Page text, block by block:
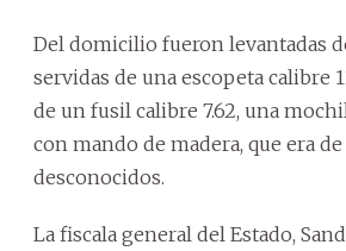
Del domicilio fueron levantadas
servidas de una escopeta calibre
de un fusil calibre 7.62, una
con mando de madera, que era
desconocidos.
La fiscala general del Estado,